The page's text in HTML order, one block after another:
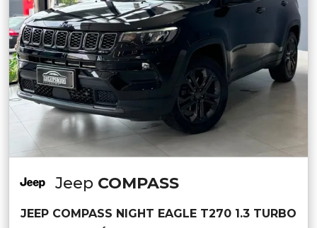
Jeep COMPASS
JEEP COMPASS NIGHT EAGLE T270 1.3 TURBO